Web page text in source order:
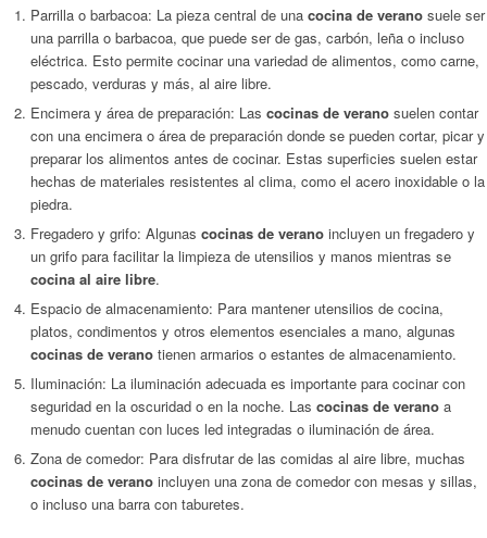
Parrilla o barbacoa: La pieza central de una cocina de verano suele ser
una parrilla o barbacoa, que puede ser de gas, carbón, leña o incluso
eléctrica. Esto permite cocinar una variedad de alimentos, como carne,
pescado, verduras y más, al aire libre.
Encimera y área de preparación: Las cocinas de verano suelen contar
con una encimera o área de preparación donde se pueden cortar, picar y
preparar los alimentos antes de cocinar. Estas superficies suelen estar
hechas de materiales resistentes al clima, como el acero inoxidable o la
piedra.
Fregadero y grifo: Algunas cocinas de verano incluyen un fregadero y
un grifo para facilitar la limpieza de utensilios y manos mientras se
cocina al aire libre.
Espacio de almacenamiento: Para mantener utensilios de cocina,
platos, condimentos y otros elementos esenciales a mano, algunas
cocinas de verano tienen armarios o estantes de almacenamiento.
Iluminación: La iluminación adecuada es importante para cocinar con
seguridad en la oscuridad o en la noche. Las cocinas de verano a
menudo cuentan con luces led integradas o iluminación de área.
Zona de comedor: Para disfrutar de las comidas al aire libre, muchas
cocinas de verano incluyen una zona de comedor con mesas y sillas,
o incluso una barra con taburetes.